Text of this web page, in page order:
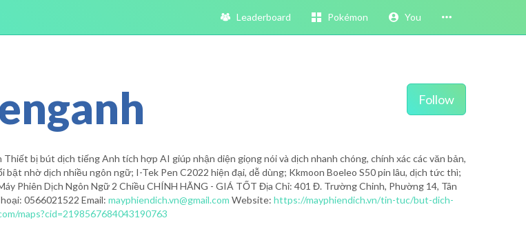
Leaderboard Pokémon You
Follow
bị bút dịch tiếng Anh tích hợp AI giúp nhận diện giọng nói và dịch nhanh chóng, chính xác các văn bản,
bật nhờ dịch nhiều ngôn ngữ; I-Tek Pen C2022 hiện đại, dễ dùng; Kkmoon Boeleo S50 pin lâu, dịch tức thì;
Phiên Dịch Ngôn Ngữ 2 Chiều CHÍNH HÃNG - GIÁ TỐT Địa Chỉ: 401 Đ. Trường Chinh, Phường 14, Tân
0566021522 Email: mayphiendich.vn@gmail.com Website: https://mayphiendich.vn/tin-tuc/but-dich-
maps?cid=2198567684043190763